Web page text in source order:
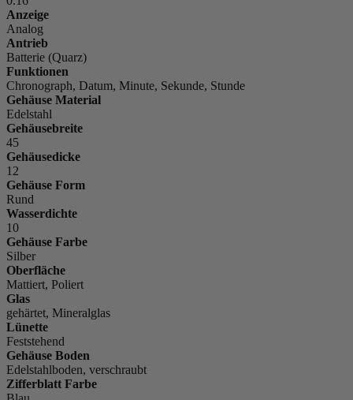
Anzeige
Analog
Antrieb
Batterie (Quarz)
Funktionen
Chronograph, Datum, Minute, Sekunde, Stunde
Gehäuse Material
Edelstahl
Gehäusebreite
45
Gehäusedicke
12
Gehäuse Form
Rund
Wasserdichte
10
Gehäuse Farbe
Silber
Oberfläche
Mattiert, Poliert
Glas
gehärtet, Mineralglas
Lünette
Feststehend
Gehäuse Boden
Edelstahlboden, verschraubt
Zifferblatt Farbe